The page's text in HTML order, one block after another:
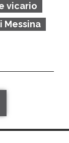
vicario
Messina